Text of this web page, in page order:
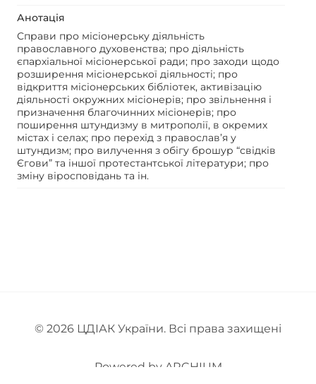
Анотація
Справи про місіонерську діяльність
православного духовенства; про діяльність
єпархіальної місіонерської ради; про заходи щодо
розширення місіонерської діяльності; про
відкриття місіонерських бібліотек, активізацію
діяльності окружних місіонерів; про звільнення і
призначення благочинних місіонерів; про
поширення штундизму в митрополії, в окремих
містах і селах; про перехід з православ’я у
штундизм; про вилучення з обігу брошур “свідків
Єгови” та іншої протестантської літератури; про
зміну віросповідань та ін.
© 2026 ЦДІАК України. Всі права захищені
Powered by ARCHIUM